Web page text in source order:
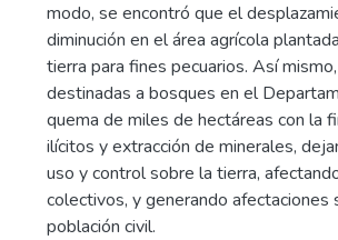
modo, se encontró que el
diminución en el área agrícola
tierra para fines pecuarios. Así
destinadas a bosques en el
quema de miles de hectáreas con la
ilícitos y extracción de minerales,
uso y control sobre la tierra,
colectivos, y generando
población civil.